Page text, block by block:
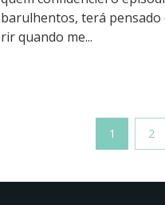
barulhentos, terá
rir quando me...
1 2